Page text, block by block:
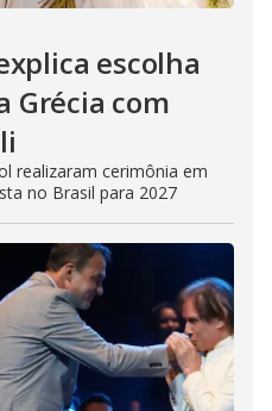
escolha
Grécia com
realizaram cerimônia em
no Brasil para 2027